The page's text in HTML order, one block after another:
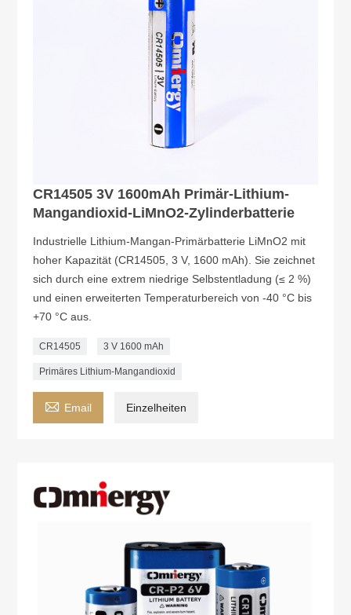
CR14505 3V 1600mAh Primär-Lithium-
Mangandioxid-LiMnO2-Zylinderbatterie
Industrielle Lithium-Mangan-Primärbatterie LiMnO2 mit
hoher Kapazität (CR14505, 3 V, 1600 mAh). Sie zeichnet
sich durch eine extrem niedrige Selbstentladung (≤ 2 %)
und einen erweiterten Temperaturbereich von -40 °C bis
+70 °C aus.
CR14505 3 V 1600 mAh
Primäres Lithium-Mangandioxid
 Email Einzelheiten